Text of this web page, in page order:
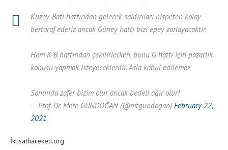
Kuzey-Batı hattından gelecek saldırıları nispeten kolay
bertaraf ederiz ancak Güney hattı bizi epey zorlayacaktır.
Hem K-B hattından çekilirlerken, bunu G hattı için pazarlık
konusu yapmak isteyeceklerdir. Asla kabul edilemez.
Sonunda zafer bizim olur ancak bedeli ağır olur!
— Prof. Dr. Mete GÜNDOĞAN (@mtgundogan) February 22,
2021
İktisathareketi.org